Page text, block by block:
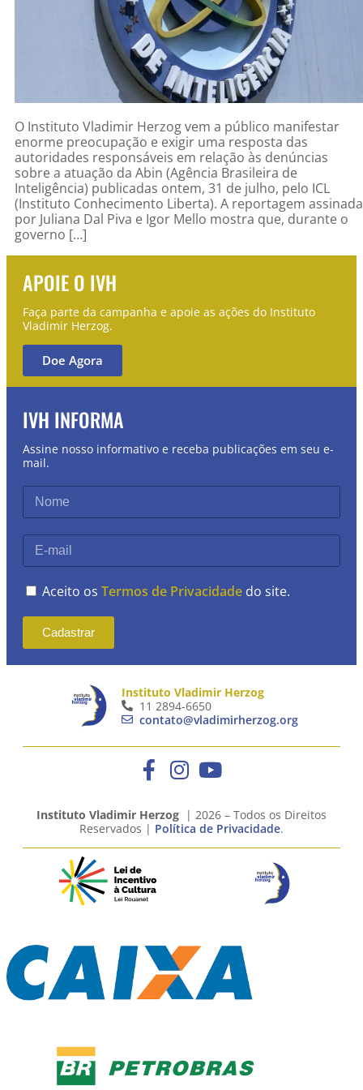
O Instituto Vladimir Herzog vem a público manifestar
enorme preocupação e exigir uma resposta das
autoridades responsáveis em relação às denúncias
sobre a atuação da Abin (Agência Brasileira de
Inteligência) publicadas ontem, 31 de julho, pelo ICL
(Instituto Conhecimento Liberta). A reportagem assinada
por Juliana Dal Piva e Igor Mello mostra que, durante o
governo […]
APOIE O IVH
Faça parte da campanha e apoie as ações do Instituto
Vladimir Herzog.
Doe Agora
IVH INFORMA
Assine nosso informativo e receba publicações em seu e-
mail.
Aceito os Termos de Privacidade do site.
Cadastrar
Instituto Vladimir Herzog
11 2894-6650
contato@vladimirherzog.org
Instituto Vladimir Herzog | 2026 – Todos os Direitos
Reservados | Política de Privacidade.